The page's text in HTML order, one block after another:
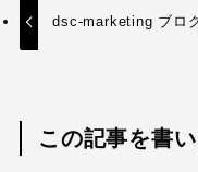
dsc-marketing ブロ
この記事を書